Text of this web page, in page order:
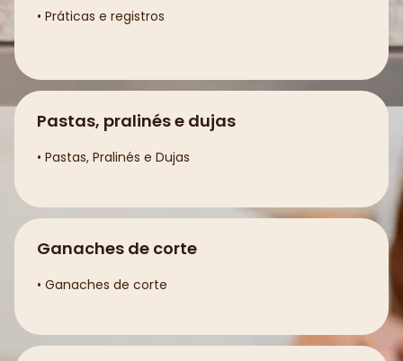
• Práticas e registros
Pastas, pralinés e dujas
• Pastas, Pralinés e Dujas
Ganaches de corte
• Ganaches de corte